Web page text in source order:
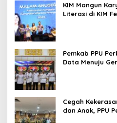
KIM Mangun
Literasi di KIM
Pemkab PPU
Data Menuju
Cegah
dan Anak, PPU